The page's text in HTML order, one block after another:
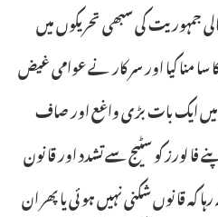
کی سبھی تحریکوں میں
سا منا کیا اور سر کار نے عوامی غیض
میں ایک بات بڑی واغع اور صاف
فا لورز کو سٹیج سے تشدد اور قا نون
کہ قا نوں شکنی نہیں ہو ئی یا پھر ان